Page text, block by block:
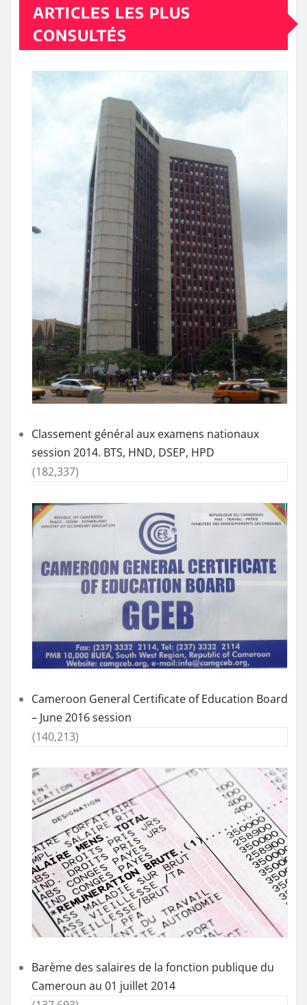
ARTICLES LES PLUS
CONSULTÉS
Classement général aux examens nationaux
session 2014. BTS, HND, DSEP, HPD
(182,337)
Cameroon General Certificate of Education Board
– June 2016 session
(140,213)
Barème des salaires de la fonction publique du
Cameroun au 01 juillet 2014